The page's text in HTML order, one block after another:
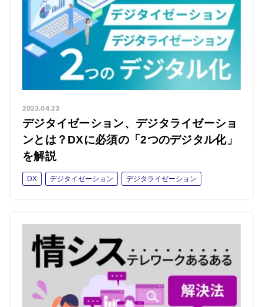
2023.04.23
デジタイゼーション、デジタライゼーショ
ンとは？DXに必須の「2つのデジタル化」
を解説
DX デジタイゼーション デジタライゼーション